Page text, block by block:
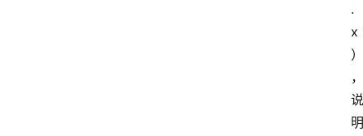
.
x
）
，
说
明